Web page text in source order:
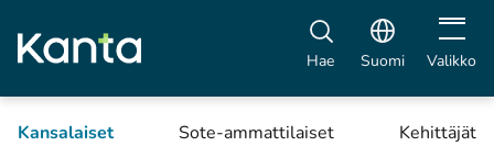
Hae Suomi Avaa
Valikko
Kansalaiset Sote-ammattilaiset Kehittäjät